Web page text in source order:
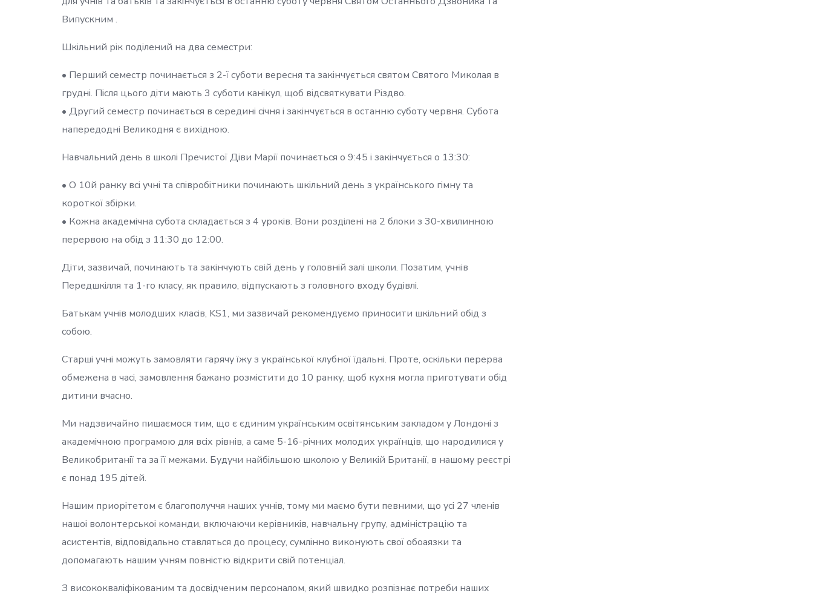
Випускним .
Шкільний рік поділений на два семестри:
• Перший семестр починається з 2-ї суботи вересня та закінчується святом Святого Миколая в
грудні. Після цього діти мають 3 суботи канікул, щоб відсвяткувати Різдво.
• Другий семестр починається в середині січня і закінчується в останню суботу червня. Субота
напередодні Великодня є вихідною.
Навчальний день в школі Пречистої Діви Марії починається о 9:45 і закінчується о 13:30:
• О 10й ранку всі учні та співробітники починають шкільний день з українського гімну та
короткої збірки.
• Кожна академічна субота складається з 4 уроків. Вони розділені на 2 блоки з 30-хвилинною
перервою на обід з 11:30 до 12:00.
Діти, зазвичай, починають та закінчують свій день у головній залі школи. Позатим, учнів
Передшкілля та 1-го класу, як правило, відпускають з головного входу будівлі.
Батькам учнів молодших класів, KS1, ми зазвичай рекомендуємо приносити шкільний обід з
собою.
Старші учні можуть замовляти гарячу їжу з української клубної їдальні. Проте, оскільки перерва
обмежена в часі, замовлення бажано розмістити до 10 ранку, щоб кухня могла приготувати обід
дитини вчасно.
Ми надзвичайно пишаємося тим, що є єдиним українським освітянським закладом у Лондоні з
академічною програмою для всіх рівнів, а саме 5-16-річних молодих українців, що народилися у
Великобританії та за її межами. Будучи найбільшою школою у Великій Британії, в нашому реєстрі
є понад 195 дітей.
Нашим приорітетом є благополуччя наших учнів, тому ми маємо бути певними, що усі 27 членів
нашоі волонтерськоі команди, включаючи керівників, навчальну групу, адміністрацію та
асистентів, відповідально ставляться до процесу, сумлінно виконують свої обоаязки та
допомагають нашим учням повністю відкрити свій потенціал.
З висококваліфікованим та досвідченим персоналом, який швидко розпізнає потреби наших